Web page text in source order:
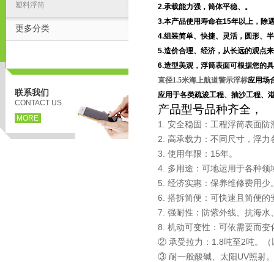
塑料浮筒
更多分类
联系我们
CONTACT US
MORE
2.承载能力强，筒体平稳、。
3.本产品使用寿命在15年以上，除
4.组装简单、快捷、灵活，圆形、
5.造价合理、经济，从长远的观点
6.造型美观，浮筒表面可根据您的
直径1.5米海上航道警示浮标应用场
应用于各类疏浚工程、抽沙工程、
产品型号品种齐全，
1. 安全稳固：工程浮筒表面
2. 高承载力：不同尺寸，浮力
3. 使用年限：15年。
4. 多用途：可地运用于各种领
5. 经济实惠：保养维修费用少
6. 搭拆简便：可快速且简便的
7. 强耐性：防紫外线、抗海
8. 机动可变性：可依需要而
② 承受拉力：1.8吨至2吨。（
③ 耐一般酸碱、太阳UV照射。